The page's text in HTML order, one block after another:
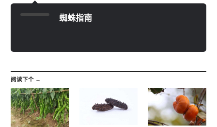
蜘蛛指南
阅读下个 →